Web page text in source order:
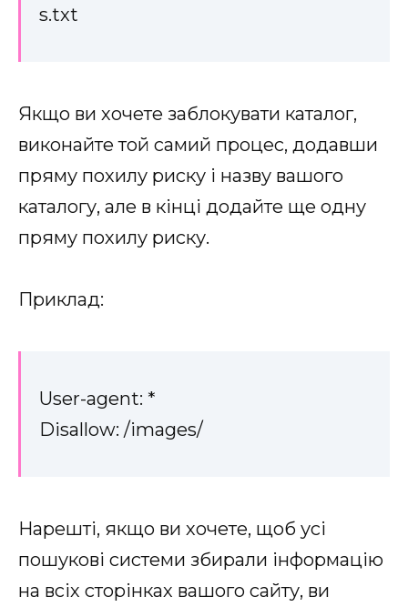
s.txt
Якщо ви хочете заблокувати каталог,
виконайте той самий процес, додавши
пряму похилу риску і назву вашого
каталогу, але в кінці додайте ще одну
пряму похилу риску.
Приклад:
User-agent: *
Disallow: /images/
Нарешті, якщо ви хочете, щоб усі
пошукові системи збирали інформацію
на всіх сторінках вашого сайту, ви